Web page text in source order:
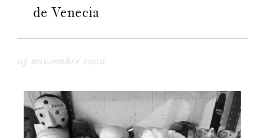
de Venecia
03 noviembre 2020